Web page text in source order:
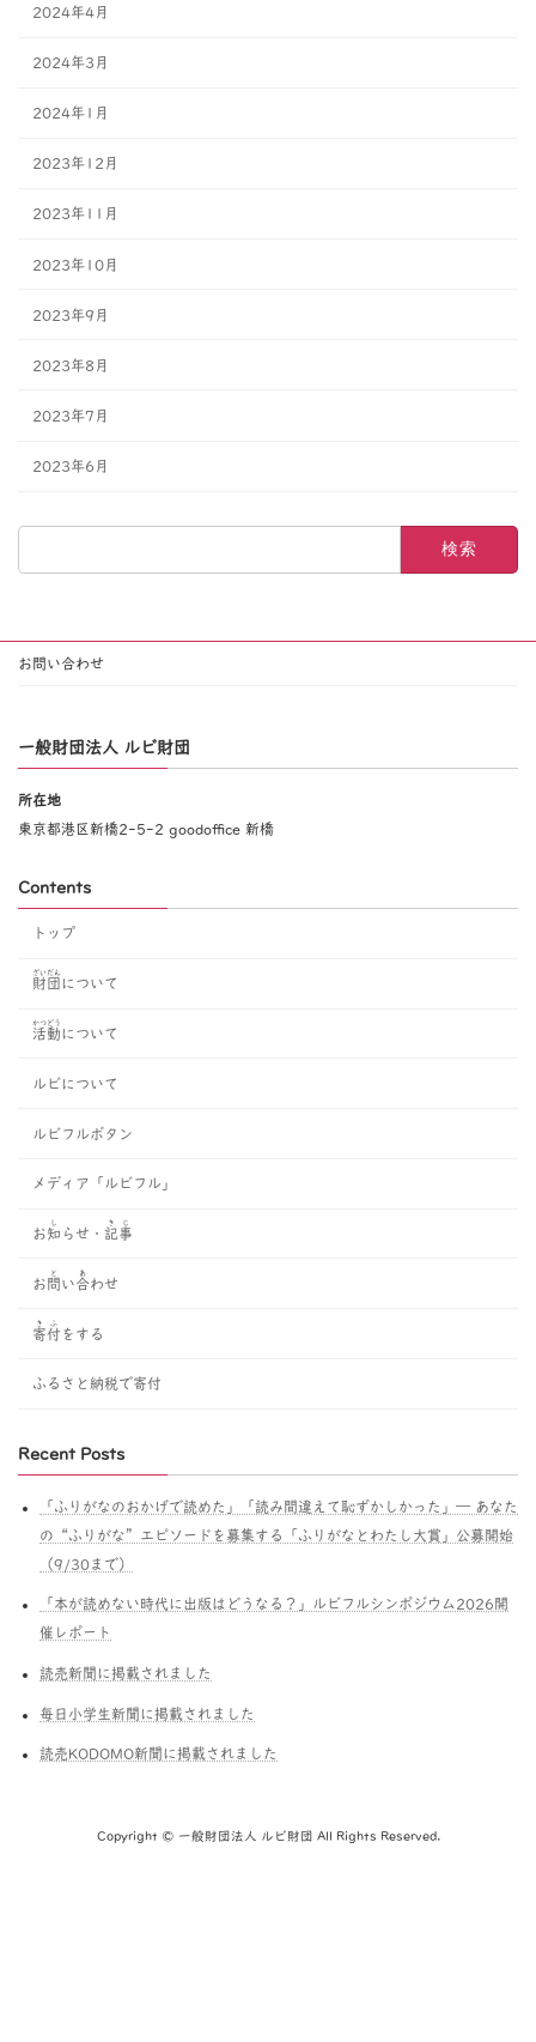
2024年4月
2024年3月
2024年1月
2023年12月
2023年11月
2023年10月
2023年9月
2023年8月
2023年7月
2023年6月
索:
お問い合わせ
一般財団法人 ルビ財団
所在地
東京都港区新橋2-5-2 goodoffice 新橋
Contents
トップ
財団
ざいだん
について
活動
かつどう
について
ルビについて
ルビフルボタン
メディア「ルビフル」
お知
し
らせ・ 記事
きじ
お 問
と
い合
あ
わせ
寄付
きふ
をする
ふるさと納税で寄付
Recent Posts
「ふりがなのおかげで読めた」「読み間違えて恥ずかしかった」― あなた
の“ふりがな”エピソードを募集する「ふりがなとわたし大賞」公募開始
（9/30まで）
「本が読めない時代に出版はどうなる？」ルビフルシンポジウム2026開
催レポート
読売新聞に掲載されました
毎日小学生新聞に掲載されました
読売KODOMO新聞に掲載されました
Copyright © 一般財団法人 ルビ財団 All Rights Reserved.